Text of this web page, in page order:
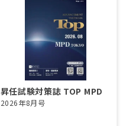
昇任試験対策誌 TOP MPD
2026年8月号